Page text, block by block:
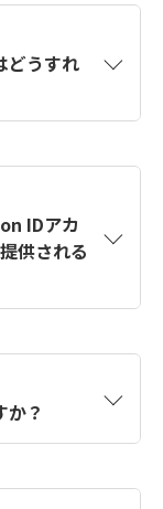
どうすれ
IDとは
？をご確認く
IDアカ
供される
アカウントを
を使用して
ます。
？